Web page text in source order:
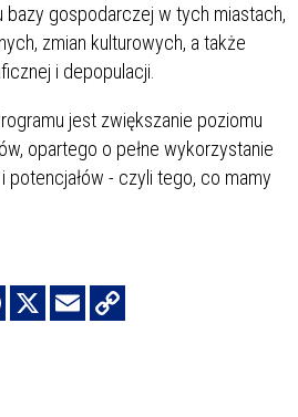
gospodarczej w tych miastach,
zmian kulturowych, a także
i depopulacji.
jest zwiększanie poziomu
opartego o pełne wykorzystanie
- czyli tego, co mamy